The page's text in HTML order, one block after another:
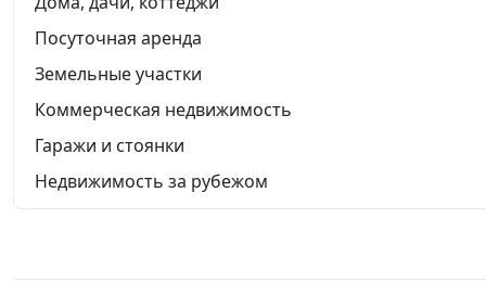
Посуточная аренда
Земельные участки
Коммерческая недвижимость
Гаражи и стоянки
Недвижимость за рубежом